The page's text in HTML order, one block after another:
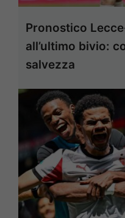
Pronostico
all’ultimo bivio:
salvezza